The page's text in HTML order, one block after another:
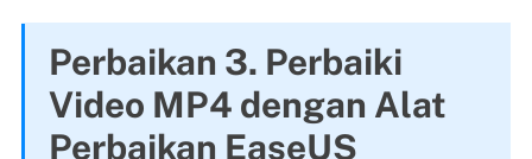
Perbaikan 3. Perbaiki
Video MP4 dengan Alat
Perbaikan EaseUS